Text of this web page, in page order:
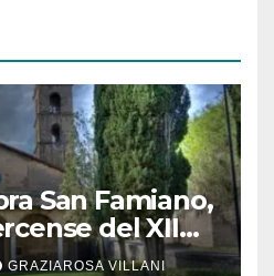
San Famiano,
del XII
GRAZIAROSA VILLANI